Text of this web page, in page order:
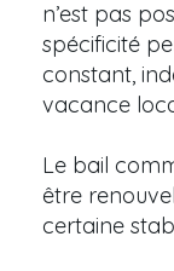
n’est pas
spécificité
constant,
vacance
Le bail
être
certaine